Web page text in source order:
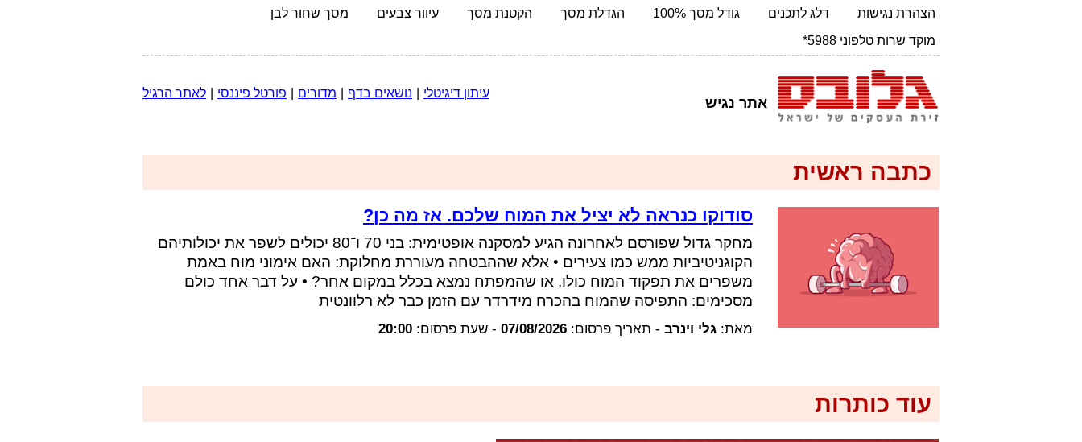
הצהרת נגישות דלג לתכנים גודל מסך 100% הגדלת מסך הקטנת מסך עיוור צבעים
מסך שחור לבן
מוקד שרות טלפוני 5988*
אתר נגיש
לאתר הרגיל פורטל פיננסי מדורים נושאים בדף עיתון דיגיטלי
כתבה ראשית
סודוקו כנראה לא יציל את המוח שלכם. אז מה כן?
מחקר גדול שפורסם לאחרונה הגיע למסקנה אופטימית: בני 70 ו־80 יכולים לשפר את יכולותיהם
הקוגניטיביות ממש כמו צעירים • אלא שההבטחה מעוררת מחלוקת: האם אימוני מוח באמת
משפרים את תפקוד המוח כולו, או שהמפתח נמצא בכלל במקום אחר? • על דבר אחד כולם
מסכימים: התפיסה שהמוח בהכרח מידרדר עם הזמן כבר לא רלוונטית
מאת: גלי וינרב - תאריך פרסום: 07/08/2026
- שעת פרסום: 20:00
עוד כותרות